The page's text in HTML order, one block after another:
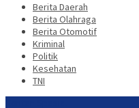
Berita Daerah
Berita Olahraga
Berita Otomotif
Kriminal
Politik
Kesehatan
TNI